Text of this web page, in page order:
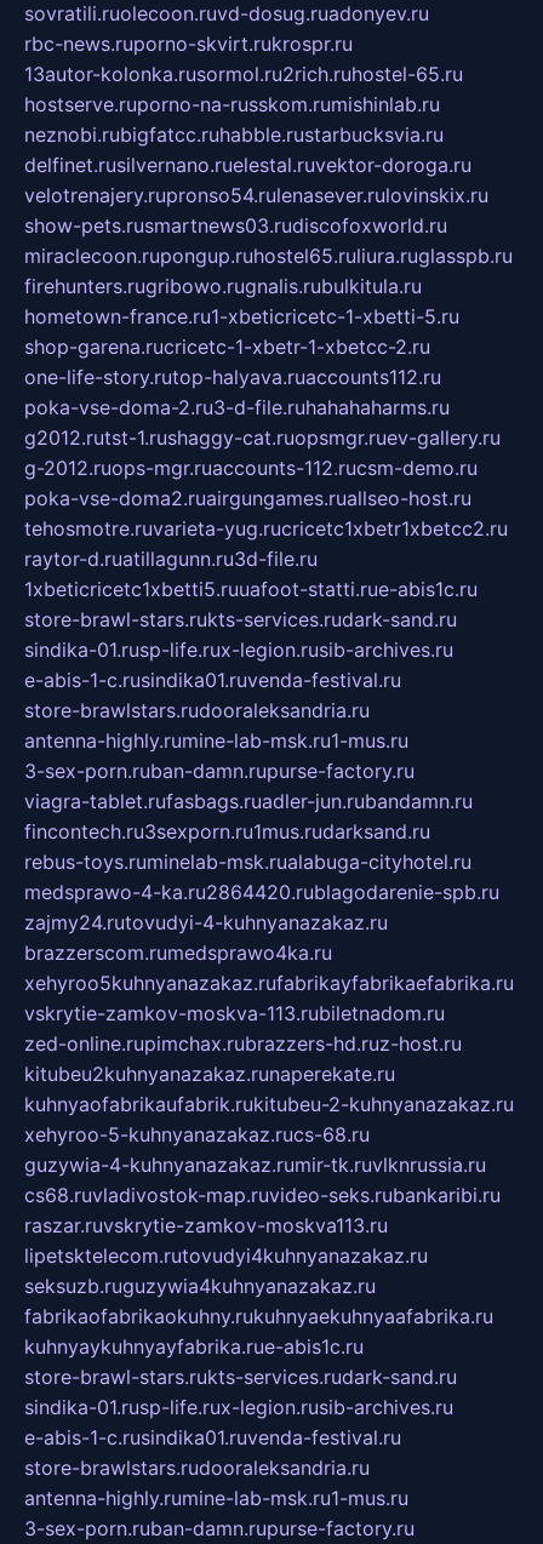
sovratili.ruolecoon.ruvd-dosug.ruadonyev.ru
rbc-news.ruporno-skvirt.rukrospr.ru
13autor-kolonka.rusormol.ru2rich.ruhostel-65.ru
hostserve.ruporno-na-russkom.rumishinlab.ru
neznobi.rubigfatcc.ruhabble.rustarbucksvia.ru
delfinet.rusilvernano.ruelestal.ruvektor-doroga.ru
velotrenajery.rupronso54.rulenasever.rulovinskix.ru
show-pets.rusmartnews03.rudiscofoxworld.ru
miraclecoon.rupongup.ruhostel65.ruliura.ruglasspb.ru
firehunters.rugribowo.rugnalis.rubulkitula.ru
hometown-france.ru1-xbeticricetc-1-xbetti-5.ru
shop-garena.rucricetc-1-xbetr-1-xbetcc-2.ru
one-life-story.rutop-halyava.ruaccounts112.ru
poka-vse-doma-2.ru3-d-file.ruhahahaharms.ru
g2012.rutst-1.rushaggy-cat.ruopsmgr.ruev-gallery.ru
g-2012.ruops-mgr.ruaccounts-112.rucsm-demo.ru
poka-vse-doma2.ruairgungames.ruallseo-host.ru
tehosmotre.ruvarieta-yug.rucricetc1xbetr1xbetcc2.ru
raytor-d.ruatillagunn.ru3d-file.ru
1xbeticricetc1xbetti5.ruuafoot-statti.rue-abis1c.ru
store-brawl-stars.rukts-services.rudark-sand.ru
sindika-01.rusp-life.rux-legion.rusib-archives.ru
e-abis-1-c.rusindika01.ruvenda-festival.ru
store-brawlstars.rudooraleksandria.ru
antenna-highly.rumine-lab-msk.ru1-mus.ru
3-sex-porn.ruban-damn.rupurse-factory.ru
viagra-tablet.rufasbags.ruadler-jun.rubandamn.ru
fincontech.ru3sexporn.ru1mus.rudarksand.ru
rebus-toys.ruminelab-msk.rualabuga-cityhotel.ru
medsprawo-4-ka.ru2864420.rublagodarenie-spb.ru
zajmy24.rutovudyi-4-kuhnyanazakaz.ru
brazzerscom.rumedsprawo4ka.ru
xehyroo5kuhnyanazakaz.rufabrikayfabrikaefabrika.ru
vskrytie-zamkov-moskva-113.rubiletnadom.ru
zed-online.rupimchax.rubrazzers-hd.ruz-host.ru
kitubeu2kuhnyanazakaz.runaperekate.ru
kuhnyaofabrikaufabrik.rukitubeu-2-kuhnyanazakaz.ru
xehyroo-5-kuhnyanazakaz.rucs-68.ru
guzywia-4-kuhnyanazakaz.rumir-tk.ruvlknrussia.ru
cs68.ruvladivostok-map.ruvideo-seks.rubankaribi.ru
raszar.ruvskrytie-zamkov-moskva113.ru
lipetsktelecom.rutovudyi4kuhnyanazakaz.ru
seksuzb.ruguzywia4kuhnyanazakaz.ru
fabrikaofabrikaokuhny.rukuhnyaekuhnyaafabrika.ru
kuhnyaykuhnyayfabrika.rue-abis1c.ru
store-brawl-stars.rukts-services.rudark-sand.ru
sindika-01.rusp-life.rux-legion.rusib-archives.ru
e-abis-1-c.rusindika01.ruvenda-festival.ru
store-brawlstars.rudooraleksandria.ru
antenna-highly.rumine-lab-msk.ru1-mus.ru
3-sex-porn.ruban-damn.rupurse-factory.ru